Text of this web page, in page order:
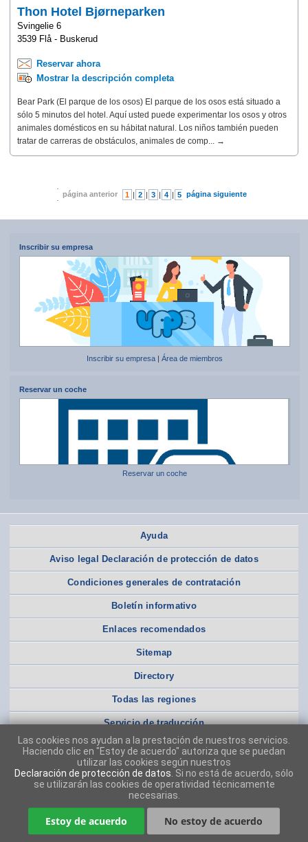
Thon Hotel Bjørneparken
Svingelie 6
3539 Flå - Buskerud
Reservar ahora
Mostrar la descripción completa
Bear Park (El parque de los osos) El parque de los osos está situado a
sólo 5 minutos del hotel. Aquí usted puede experimentar los osos y otros
animales domésticos en su hábitat natural. Los niños también pueden
tratar de carreras de obstáculos, animales de comp... →
página anterior 1 | 2 | 3 | 4 | 5 | 6 | 7
página siguiente
Inscribir su empresa
Inscribir su empresa| Área de miembros
Reservar un coche
Reservar un coche
Ayuda
Aviso legal Declaración de protección de datos
Condiciones generales de contratación
Boletín informativo
Enlaces recomendados
Sitemap
Directory
Todas las regiones
Servicio de traducción
Las cookies nos ayudan a la prestación de nuestros servicios.
Haciendo clic en "Estoy de acuerdo" autoriza que se puedan
utilizar las cookies según nuestros
Declaración de protección de datos . Si no está de acuerdo, sólo
se utilizarán las cookies de operatividad técnicamente
necesarias.